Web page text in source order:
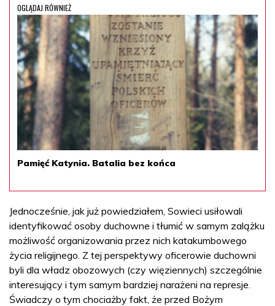
OGLĄDAJ RÓWNIEŻ
Pamięć Katynia. Batalia bez końca
Jednocześnie, jak już powiedziałem, Sowieci usiłowali
identyfikować osoby duchowne i tłumić w samym zalążku
możliwość organizowania przez nich katakumbowego
życia religijnego. Z tej perspektywy oficerowie duchowni
byli dla władz obozowych (czy więziennych) szczególnie
interesujący i tym samym bardziej narażeni na represje.
Świadczy o tym chociażby fakt, że przed Bożym